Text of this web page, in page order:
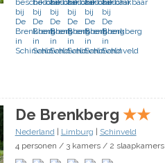
De Brenkberg ★★
Nederland| Limburg
Schinveld
4 personen / 3 kamers / 2 slaapkamers